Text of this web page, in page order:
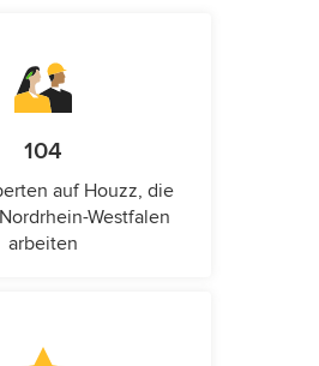
104
auf Houzz, die
Westfalen
arbeiten